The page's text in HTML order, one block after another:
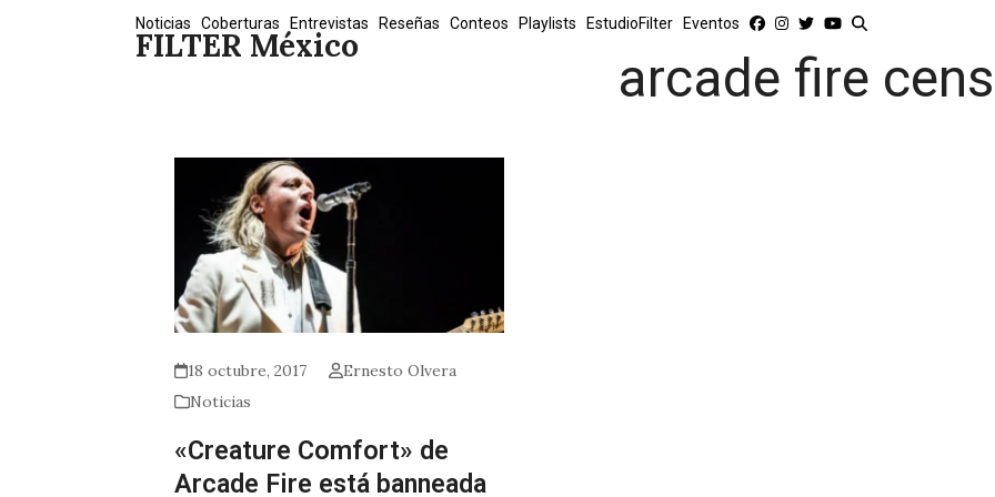
FILTER México
Noticias Coberturas Entrevistas Reseñas Conteos Playlists EstudioFilter Eventos
arcade fire
18 octubre, 2017
Ernesto Olvera
Noticias
«Creature Comfort» de
Arcade Fire está banneada